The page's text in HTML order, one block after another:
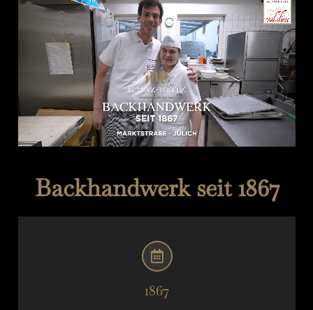
Backhandwerk seit 1867
1867